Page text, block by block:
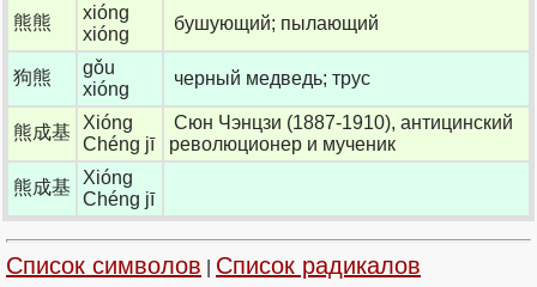
熊熊
xióng
xióng
бушующий; пылающий
狗熊
gǒu
xióng
черный медведь; трус
熊成基
Xióng
Chéng jī
Сюн Чэнцзи (1887-1910), антицинский
революционер и мученик
熊成基
Xióng
Chéng jī
Список символов Список радикалов